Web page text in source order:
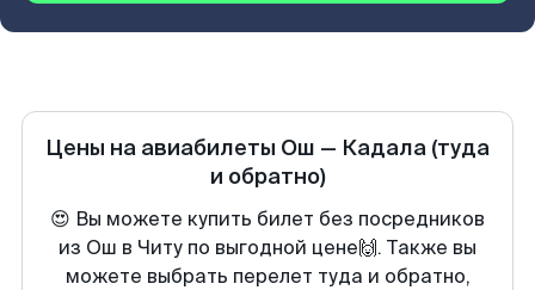
Цены на авиабилеты Ош — Кадала (туда
и обратно)
😍 Вы можете купить билет без посредников
из Ош в Читу по выгодной цене🙌. Также вы
можете выбрать перелет туда и обратно,